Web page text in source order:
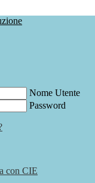
Nome Utente
Password
con CIE